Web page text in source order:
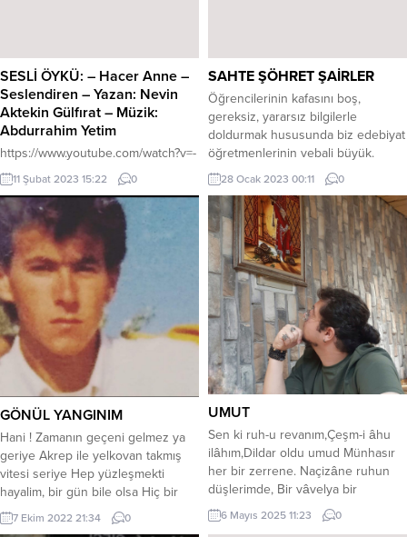
SESLİ ÖYKÜ: – Hacer Anne –
Seslendiren – Yazan: Nevin
Aktekin Gülfırat – Müzik:
Abdurrahim Yetim
https://www.youtube.com/watch?v=-
V0qHJEPcZc
11 Şubat 2023 15:22 0
SAHTE ŞÖHRET ŞAİRLER
Öğrencilerinin kafasını boş,
gereksiz, yararsız bilgilerle
doldurmak hususunda biz edebiyat
öğretmenlerinin vebali büyük.
Kendi devrinde bile bilinmeyen,
okunmayan, bizim de okumadığımız
şairleri, sanatçıları, onların üçüncü
sınıf eserlerini öğrencilerimize
öğretmeye, ezberletmeye
çalışıyoruz. Bunda sınavların
öğrencinin hayatında çok önemli
bir yere sahip olmasının payı
büyük. Çok uzak bile olsa sınavda
çıkma ihtimalini...
28 Ocak 2023 00:11 0
GÖNÜL YANGINIM
Hani ! Zamanın geçeni gelmez ya
geriye Akrep ile yelkovan takmış
vitesi seriye Hep yüzleşmekti
hayalim, bir gün bile olsa Hiç bir
şahsi,nefsi menfaat gütmedim oysa
Hep bekledim ben,bir gün elbet
7 Ekim 2022 21:34 0
UMUT
Sen ki ruh-u revanım,Çeşm-i âhu
ilâhım,Dildar oldu umud Münhasır
her bir zerrene. Naçizâne ruhun
düşlerimde, Bir vâvelya bir
melâl.Hey efulim,
mehlikâm,Tanrıdan
6 Mayıs 2025 11:23 0